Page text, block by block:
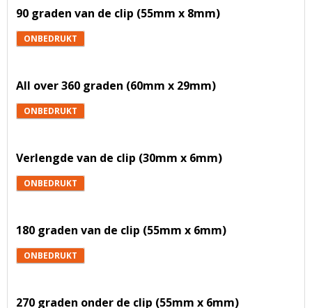
90 graden van de clip (55mm x 8mm)
ONBEDRUKT
All over 360 graden (60mm x 29mm)
ONBEDRUKT
Verlengde van de clip (30mm x 6mm)
ONBEDRUKT
180 graden van de clip (55mm x 6mm)
ONBEDRUKT
270 graden onder de clip (55mm x 6mm)